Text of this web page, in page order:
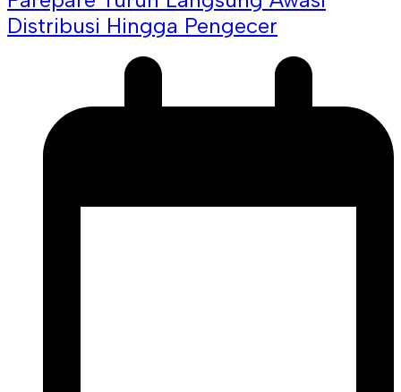
Distribusi Hingga Pengecer